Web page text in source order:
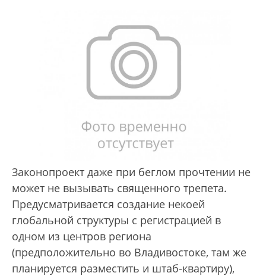
Законопроект даже при беглом прочтении не
может не вызывать священного трепета.
Предусматривается создание некоей
глобальной структуры с регистрацией в
одном из центров региона
(предположительно во Владивостоке, там же
планируется разместить и штаб-квартиру),